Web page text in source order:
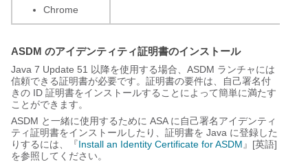
Chrome
ASDM のアイデンティティ証明書のインストール
Java 7 Update 51 以降を使用する場合、ASDM ランチャには
信頼できる証明書が必要です。証明書の要件は、自己署名付
きの ID 証明書をインストールすることによって簡単に満たす
ことができます。
ASDM と一緒に使用するために ASA に自己署名アイデンティ
ティ証明書をインストールしたり、証明書を Java に登録した
りするには、『Install an Identity Certificate for ASDM 』[英語]
を参照してください。